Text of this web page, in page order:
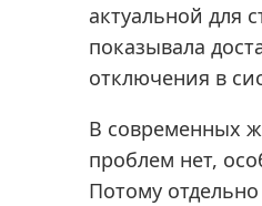
актуальной для
показывала
отключения в
В современных
проблем нет,
Потому